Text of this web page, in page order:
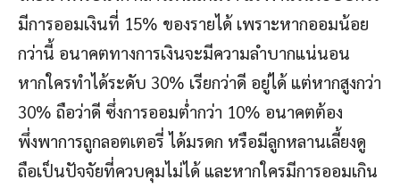
มีการออมเงินที่ 15% ของรายได้ เพราะหากออมน้อย
กว่านี้ อนาคตทางการเงินจะมีความลำบากแน่นอน
หากใครทำได้ระดับ 30% เรียกว่าดี อยู่ได้ แต่หากสูงกว่า
30% ถือว่าดี ซึ่งการออมต่ำกว่า 10% อนาคตต้อง
พึ่งพาการถูกลอตเตอรี่ ได้มรดก หรือมีลูกหลานเลี้ยงดู
ถือเป็นปัจจัยที่ควบคุมไม่ได้ และหากใครมีการออมเกิน